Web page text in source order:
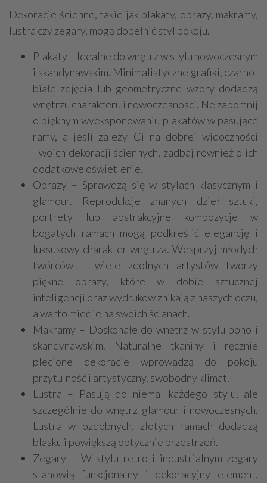
Dekoracje ścienne, takie jak plakaty, obrazy, makramy,
lustra czy zegary, mogą dopełnić styl pokoju.
Plakaty – Idealne do wnętrz w stylu nowoczesnym
i skandynawskim. Minimalistyczne grafiki, czarno-
białe zdjęcia lub geometryczne wzory dodadzą
wnętrzu charakteru i nowoczesności. Ne zapomnij
o pięknym wyeksponowaniu plakatów w pasujące
ramy, a jeśli zależy Ci na dobrej widoczności
Twoich dekoracji ściennych, zadbaj również o ich
dodatkowe oświetlenie.
Obrazy – Sprawdzą się w stylach klasycznym i
glamour. Reprodukcje znanych dzieł sztuki,
portrety lub abstrakcyjne kompozycje w
bogatych ramach mogą podkreślić elegancję i
luksusowy charakter wnętrza. Wesprzyj młodych
twórców – wiele zdolnych artystów tworzy
piękne obrazy, które w dobie sztucznej
inteligencji oraz wydruków znikają z naszych oczu,
a warto mieć je na swoich ścianach.
Makramy – Doskonałe do wnętrz w stylu boho i
skandynawskim. Naturalne tkaniny i ręcznie
plecione dekoracje wprowadzą do pokoju
przytulność i artystyczny, swobodny klimat.
Lustra – Pasują do niemal każdego stylu, ale
szczególnie do wnętrz glamour i nowoczesnych.
Lustra w ozdobnych, złotych ramach dodadzą
blasku i powiększą optycznie przestrzeń.
Zegary – W stylu retro i industrialnym zegary
stanowią funkcjonalny i dekoracyjny element.